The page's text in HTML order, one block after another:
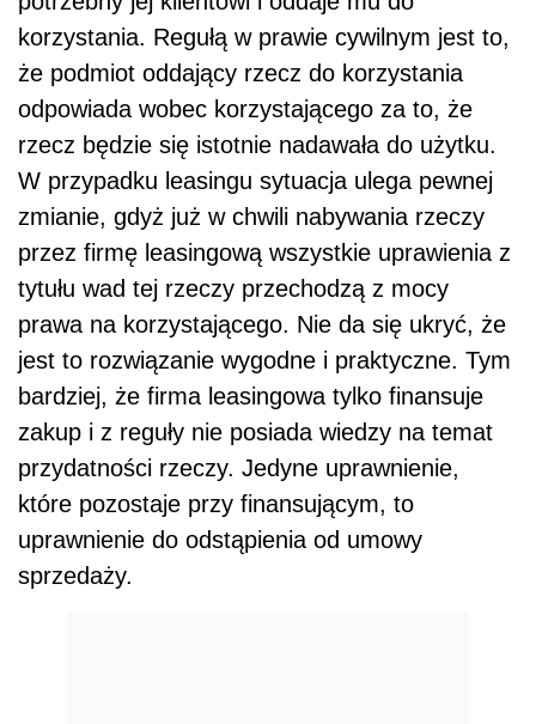
korzystania. Regułą w prawie cywilnym jest to,
że podmiot oddający rzecz do korzystania
odpowiada wobec korzystającego za to, że
rzecz będzie się istotnie nadawała do użytku.
W przypadku leasingu sytuacja ulega pewnej
zmianie, gdyż już w chwili nabywania rzeczy
przez firmę leasingową wszystkie uprawienia z
tytułu wad tej rzeczy przechodzą z mocy
prawa na korzystającego. Nie da się ukryć, że
jest to rozwiązanie wygodne i praktyczne. Tym
bardziej, że firma leasingowa tylko finansuje
zakup i z reguły nie posiada wiedzy na temat
przydatności rzeczy. Jedyne uprawnienie,
które pozostaje przy finansującym, to
uprawnienie do odstąpienia od umowy
sprzedaży.